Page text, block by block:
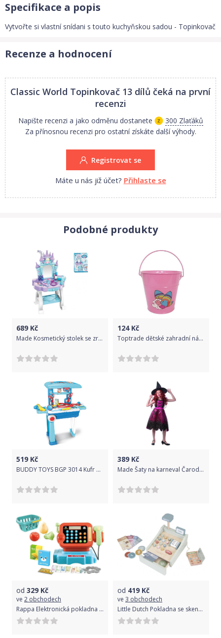
Specifikace a popis
Vytvořte si vlastní snídani s touto kuchyňskou sadou - Topinkovač
Recenze a hodnocení
Classic World Topinkovač 13 dílů čeká na první
recenzi
Napište recenzi a jako odměnu dostanete
300 Zlaťáků
Za přínosnou recenzi pro ostatní získáte další výhody.
Registrovat se
Máte u nás již účet? Přihlaste se
Podobné produkty
689 Kč
Made Kosmetický stolek se zrcadlem a příslušenstvím 1771
124Kč
Toptrade dětské zahradní nářadí - vědro, kovové, růžové, 1,2 l
519 Kč
BUDDY TOYS BGP 3014 Kufr Deluxe – doktor
389 Kč
Made Šaty na karneval Čarodějnice 120 - 130 cm
od 329 Kč
ve 2 obchodech
Rappa Elektronická pokladna se zvukem a světlem
od 419 Kč
ve 3 obchodech
Little Dutch Pokladna se skenerem dřevěná